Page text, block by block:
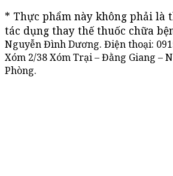
* Thực phẩm này không phải là
tác dụng thay thế thuốc chữa
Nguyễn Đình Dương. Điện thoại:
Xóm 2/38 Xóm Trại – Đằng Giang –
Phòng.